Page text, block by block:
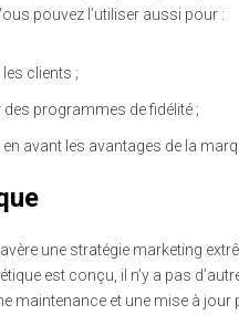
pouvez l’utiliser aussi pour :
clients ;
programmes de fidélité ;
avant les avantages de la
une stratégie marketing
est conçu, il n’y a pas
maintenance et une mise à jour